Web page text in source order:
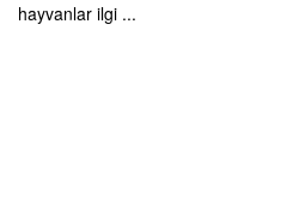
hayvanlar ilgi ...